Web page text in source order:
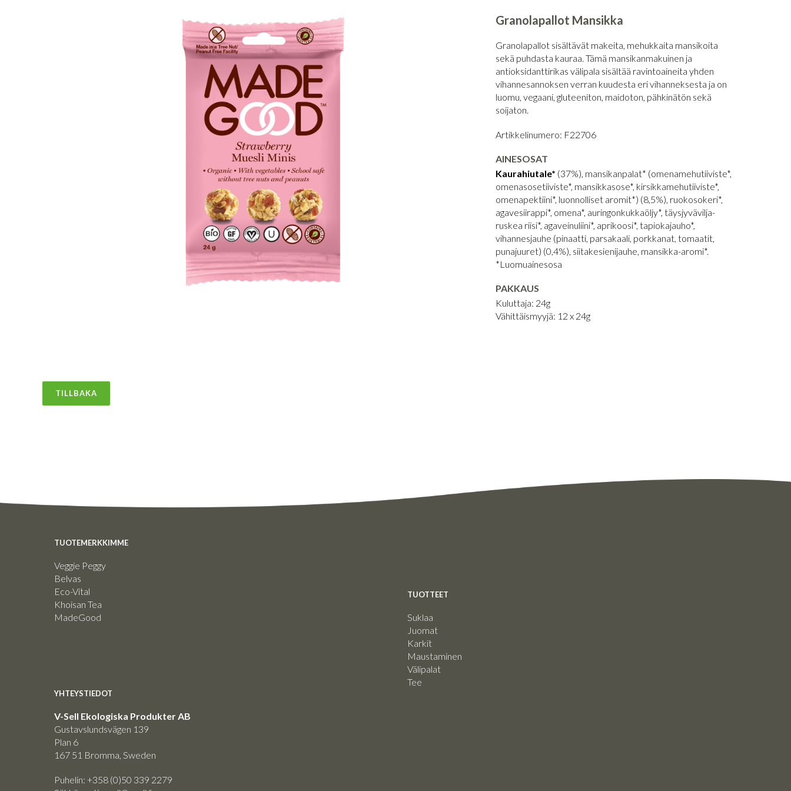
Granolapallot Mansikka
Granolapallot sisältävät makeita, mehukkaita mansikoita
sekä puhdasta kauraa. Tämä mansikanmakuinen ja
antioksidanttirikas välipala sisältää ravintoaineita yhden
vihannesannoksen verran kuudesta eri vihanneksesta ja on
luomu, vegaani, gluteeniton, maidoton, pähkinätön sekä
soijaton.
Artikkelinumero: F22706
AINESOSAT
Kaurahiutale* (37%), mansikanpalat* (omenamehutiiviste*,
omenasosetiiviste*, mansikkasose*, kirsikkamehutiiviste*,
omenapektiini*, luonnolliset aromit*) (8,5%), ruokosokeri*,
agavesiirappi*, omena*, auringonkukkaöljy*, täysjyvävilja-
ruskea riisi*, agaveinuliini*, aprikoosi*, tapiokajauho*,
vihannesjauhe (pinaatti, parsakaali, porkkanat, tomaatit,
punajuuret) (0,4%), siitakesienijauhe, mansikka-aromi*.
*Luomuainesosa
PAKKAUS
Kuluttaja: 24g
Vähittäismyyjä: 12 x 24g
TILLBAKA
TUOTEMERKKIMME
Veggie Peggy
Belvas
Eco-Vital
Khoisan Tea
MadeGood
TUOTTEET
Suklaa
Juomat
Karkit
Maustaminen
Välipalat
Tee
YHTEYSTIEDOT
V-Sell Ekologiska Produkter AB
Gustavslundsvägen 139
Plan 6
167 51 Bromma, Sweden
Puhelin: +358 (0)50 339 2279